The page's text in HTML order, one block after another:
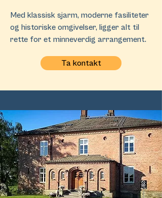
Med klassisk sjarm, moderne fasiliteter
og historiske omgivelser, ligger alt til
rette for et minneverdig arrangement.
Ta kontakt